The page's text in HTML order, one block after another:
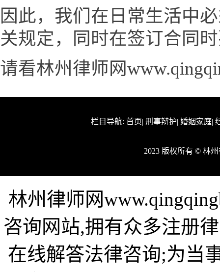
因此，我们在日常生活中
关规定，同时在签订合同
请看林州律师网
栏目导航:首页|刑事辩护|婚姻家庭|
2023 版权所有 © 林
林州律师网
咨询网站,拥有众多注册
在线解答法律咨询;为当